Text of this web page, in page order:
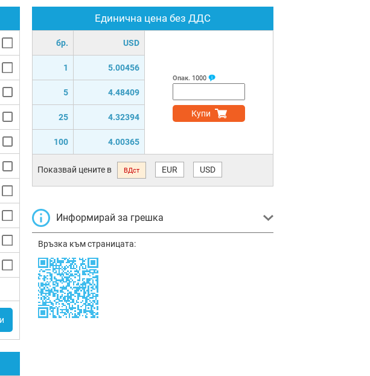
Единична цена без ДДС
бр. USD
1 5.00456
5 4.48409
25 4.32394
100 4.00365
Опак. 1000
Купи
Показвай цените в ВДст EUR USD
Информирай за грешка
Връзка към страницата: